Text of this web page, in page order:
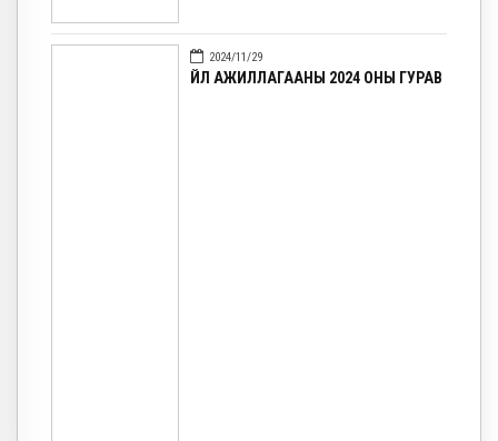
2024/11/29
ҮЙЛ АЖИЛЛАГААНЫ 2024 ОНЫ ГУРАВ